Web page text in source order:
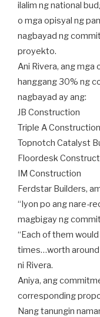
ilalim ng national
o mga opisyal ng
nagbayad ng
proyekto.
Ani Rivera, ang
hanggang 30% ng
nagbayad ay ang:
JB Construction
Triple A Construction
Topnotch Catalyst
Floordesk
IM Construction
Ferdstar Builders,
“Iyon po ang nare-
magbigay ng
“Each of them
times…worth around
ni Rivera.
Aniya, ang
corresponding
Nang tanungin